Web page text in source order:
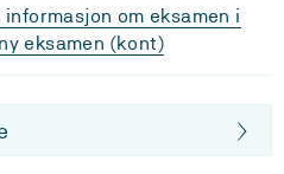
om eksamen i
eksamen (kont)